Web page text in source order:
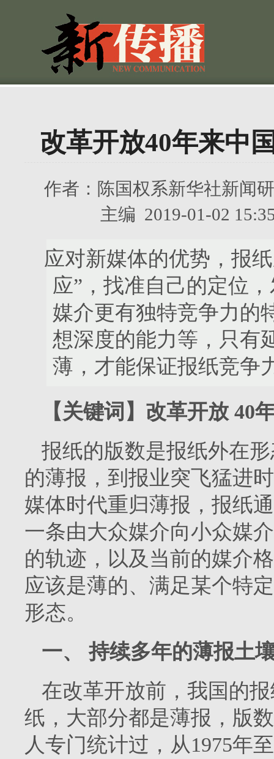
改革开放40年来中
作者： 陈国权系新华社新闻
主编 2019-01-02
应对新媒体的优势，报
应”，找准自己的定位
媒介更有独特竞争力的
想深度的能力等，只有
薄，才能保证报纸竞争
【关键词】改革开放 40
报纸的版数是报纸外在
的薄报，到报业突飞猛进
媒体时代重归薄报，报纸
一条由大众媒介向小众媒
的轨迹，以及当前的媒介
应该是薄的、满足某个特
形态。
一、
持续多年的薄报土
在改革开放前，我国的
纸，大部分都是薄报，版
人专门统计过，从1975年至